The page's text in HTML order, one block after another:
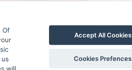
TRAVEL USA?
Of
will
Accept All Cookies
Cookies Prefences